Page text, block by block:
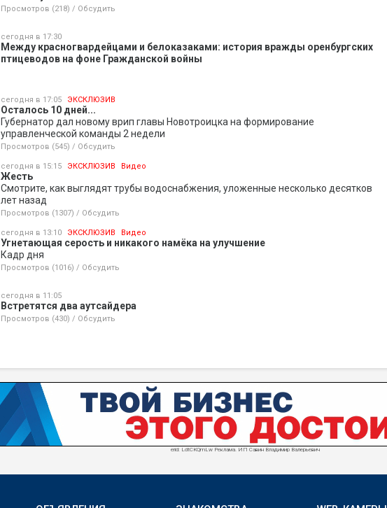
Просмотров (218) / Обсудить
сегодня в 17:30
Между красногвардейцами и белоказаками: история вражды оренбургских
птицеводов на фоне Гражданской войны
сегодня в 17:05 ЭКСКЛЮЗИВ
Осталось 10 дней...
Губернатор дал новому врип главы Новотроицка на формирование
управленческой команды 2 недели
Просмотров (545) / Обсудить
сегодня в 15:15 ЭКСКЛЮЗИВ Видео
Жесть
Смотрите, как выглядят трубы водоснабжения, уложенные несколько десятков
лет назад
Просмотров (1307) / Обсудить
сегодня в 13:10 ЭКСКЛЮЗИВ Видео
Угнетающая серость и никакого намёка на улучшение
Кадр дня
Просмотров (1016) / Обсудить
сегодня в 11:05
Встретятся два аутсайдера
Просмотров (430) / Обсудить
erid: LdtCKQmLw Реклама. ИП Савин Владимир Валерьевич